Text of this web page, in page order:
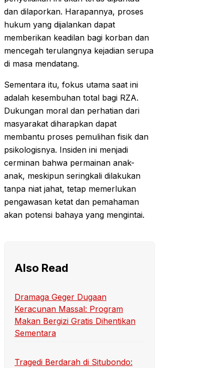
dan dilaporkan. Harapannya, proses
hukum yang dijalankan dapat
memberikan keadilan bagi korban dan
mencegah terulangnya kejadian serupa
di masa mendatang.
Sementara itu, fokus utama saat ini
adalah kesembuhan total bagi RZA.
Dukungan moral dan perhatian dari
masyarakat diharapkan dapat
membantu proses pemulihan fisik dan
psikologisnya. Insiden ini menjadi
cerminan bahwa permainan anak-
anak, meskipun seringkali dilakukan
tanpa niat jahat, tetap memerlukan
pengawasan ketat dan pemahaman
akan potensi bahaya yang mengintai.
Also Read
Dramaga Geger Dugaan
Keracunan Massal: Program
Makan Bergizi Gratis Dihentikan
Sementara
Tragedi Berdarah di Situbondo: